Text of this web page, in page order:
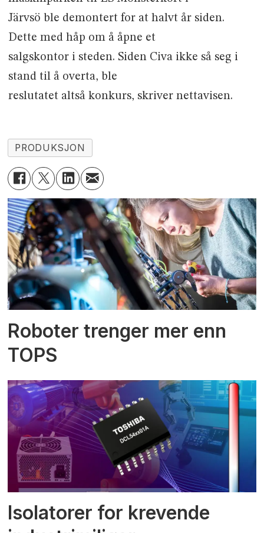
Järvsö ble demontert for at halvt år siden.
Dette med håp om å åpne et
salgskontor i steden. Siden Civa ikke så seg i
stand til å overta, ble
reslutatet altså konkurs, skriver nettavisen.
PRODUKSJON
Roboter trenger mer enn
TOPS
Isolatorer for krevende